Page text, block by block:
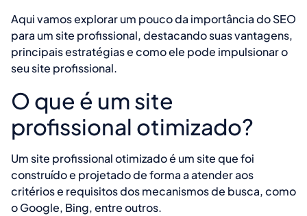
Aqui vamos explorar um pouco da importância do SEO
para um site profissional, destacando suas vantagens,
principais estratégias e como ele pode impulsionar o
seu site profissional.
O que é um site
profissional otimizado?
Um site profissional otimizado é um site que foi
construído e projetado de forma a atender aos
critérios e requisitos dos mecanismos de busca, como
o Google, Bing, entre outros.